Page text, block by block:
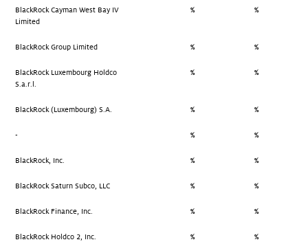
BlackRock Cayman West Bay IV
Limited
% %
BlackRock Group Limited % %
BlackRock Luxembourg Holdco
S.a.r.l.
% %
BlackRock (Luxembourg) S.A. % %
- % %
BlackRock, Inc. % %
BlackRock Saturn Subco, LLC % %
BlackRock Finance, Inc. % %
BlackRock Holdco 2, Inc. % %